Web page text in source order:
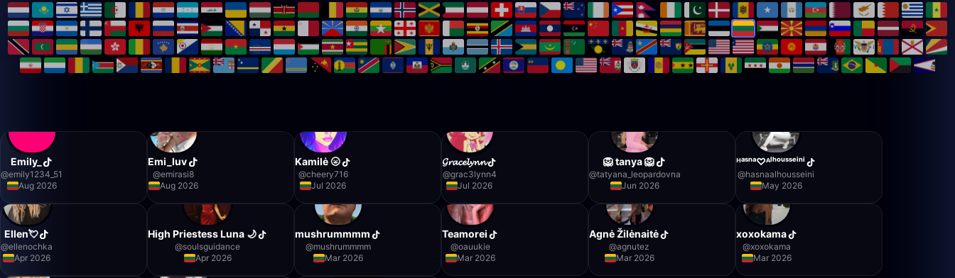
Emily_
@emily1234_51
Aug 2026
Emi_luv
@emirasi8
Aug 2026
Kamilė 🌝
@cheery716
Jul 2026
𝓖𝓻𝓪𝓬𝓮𝓵𝔂𝓷𝓷
@grac3lynn4
Jul 2026
🦁 tanya 🦁
@tatyana_leopardovna
Jun 2026
ᴴᵃˢⁿᵃ♡ᴬˡʰᵒᵘˢˢᵉⁱⁿⁱ
@hasnaalhousseini
May 2026
Ellen💘
@ellenochka
Apr 2026
High Priestess Luna 🌙
@soulsguidance
Apr 2026
mushrummmm
@mushrummmm
Mar 2026
Teamorei
@oauukie
Mar 2026
Agnė Žilėnaitė
@agnutez
Mar 2026
xoxokama
@xoxokama
Mar 2026